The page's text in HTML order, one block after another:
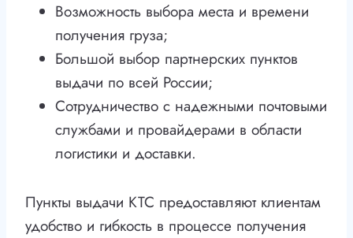
Возможность выбора места и времени
получения груза;
Большой выбор партнерских пунктов
выдачи по всей России;
Сотрудничество с надежными почтовыми
службами и провайдерами в области
логистики и доставки.
Пункты выдачи КТС предоставляют клиентам
удобство и гибкость в процессе получения